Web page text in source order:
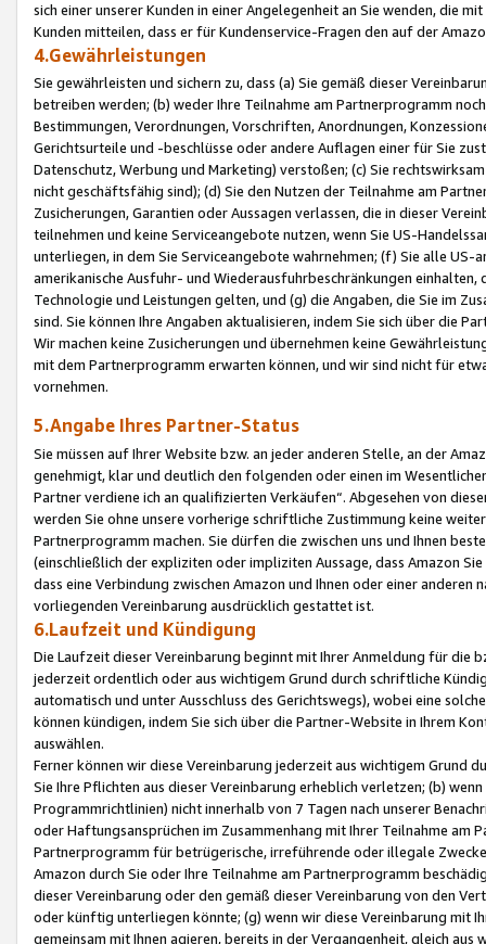
sich einer unserer Kunden in einer Angelegenheit an Sie wenden, die
Kunden mitteilen, dass er für Kundenservice-Fragen den auf der
4.Gewährleistungen
Sie gewährleisten und sichern zu, dass (a) Sie gemäß dieser
betreiben werden; (b) weder Ihre Teilnahme am Partnerprogramm
Bestimmungen, Verordnungen, Vorschriften, Anordnungen,
Gerichtsurteile und -beschlüsse oder andere Auflagen einer für Sie
Datenschutz, Werbung und Marketing) verstoßen; (c) Sie
nicht geschäftsfähig sind); (d) Sie den Nutzen der Teilnahme am
Zusicherungen, Garantien oder Aussagen verlassen, die in dieser
teilnehmen und keine Serviceangebote nutzen, wenn Sie US-
unterliegen, in dem Sie Serviceangebote wahrnehmen; (f) Sie alle
amerikanische Ausfuhr- und Wiederausfuhrbeschränkungen
Technologie und Leistungen gelten, und (g) die Angaben, die Sie im
sind. Sie können Ihre Angaben aktualisieren, indem Sie sich über die
Wir machen keine Zusicherungen und übernehmen keine
mit dem Partnerprogramm erwarten können, und wir sind nicht für
vornehmen.
5.Angabe Ihres Partner-Status
Sie müssen auf Ihrer Website bzw. an jeder anderen Stelle, an der
genehmigt, klar und deutlich den folgenden oder einen im
Partner verdiene ich an qualifizierten Verkäufen“. Abgesehen von
werden Sie ohne unsere vorherige schriftliche Zustimmung keine
Partnerprogramm machen. Sie dürfen die zwischen uns und Ihnen
(einschließlich der expliziten oder impliziten Aussage, dass Amazon
dass eine Verbindung zwischen Amazon und Ihnen oder einer
vorliegenden Vereinbarung ausdrücklich gestattet ist.
6.Laufzeit und Kündigung
Die Laufzeit dieser Vereinbarung beginnt mit Ihrer Anmeldung für die
jederzeit ordentlich oder aus wichtigem Grund durch schriftliche
automatisch und unter Ausschluss des Gerichtswegs), wobei eine
können kündigen, indem Sie sich über die Partner-Website in Ihrem
auswählen.
Ferner können wir diese Vereinbarung jederzeit aus wichtigem Grund
Sie Ihre Pflichten aus dieser Vereinbarung erheblich verletzen; (b)
Programmrichtlinien) nicht innerhalb von 7 Tagen nach unserer
oder Haftungsansprüchen im Zusammenhang mit Ihrer Teilnahme am
Partnerprogramm für betrügerische, irreführende oder illegale
Amazon durch Sie oder Ihre Teilnahme am Partnerprogramm
dieser Vereinbarung oder den gemäß dieser Vereinbarung von den
oder künftig unterliegen könnte; (g) wenn wir diese Vereinbarung mit
gemeinsam mit Ihnen agieren, bereits in der Vergangenheit, gleich